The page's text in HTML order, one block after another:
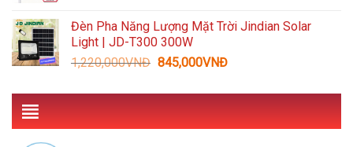
Đèn Pha Năng Lượng Mặt Trời Jindian Solar
Light | JD-T300 300W
1,220,000VNĐ Giá
là:
845,000VNĐGiá
tại
845,000VNĐ.